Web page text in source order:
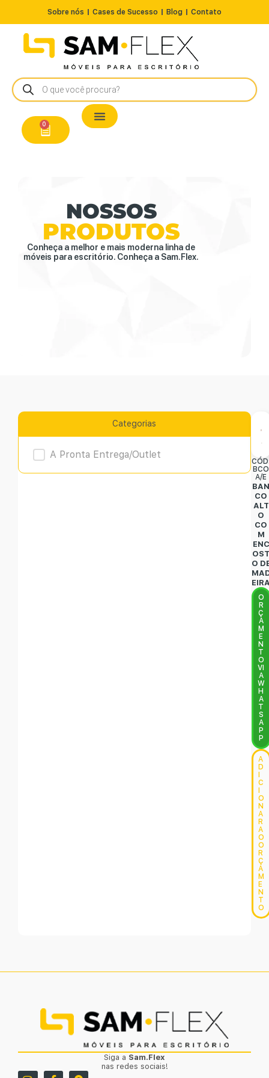
Sobre nós Cases de Sucesso Blog Contato
0
NOSSOS
PRODUTOS
Conheça a melhor e mais moderna linha de
móveis para escritório. Conheça a Sam.Flex.
Categorias
Product Archive
A Pronta Entrega/Outlet
BCO
A/E
CO
ALT
O
CO
M
ENC
O
O
R
Ç
A
M
E
N
T
O
VI
A
W
H
A
T
S
A
P
P
A
D
C
O
N
A
R
A
O
O
R
Ç
A
M
E
N
T
O
Siga a Sam.Flex
nas redes sociais!